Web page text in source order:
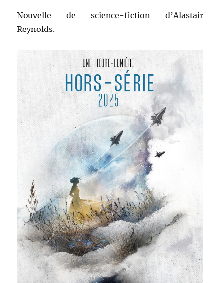
Nouvelle de science-fiction d’Alastair
Reynolds.